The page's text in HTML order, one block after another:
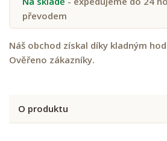
převodem
Náš obchod získal díky kladným
Ověřeno zákazníky.
O produktu